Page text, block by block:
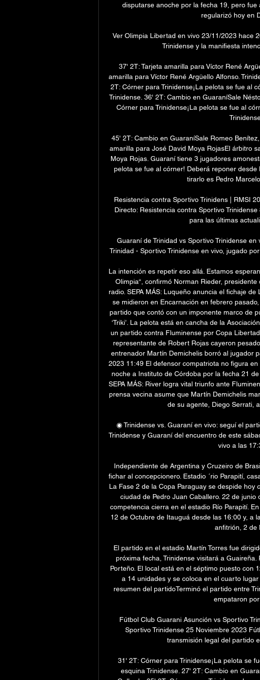
disputarse anoche por la fecha 19, pero
regularizó hoy en
Ver Olimpia Libertad en vivo 23/11/2023 hace
Trinidense y la manifiesta
37' 2T: Tarjeta amarilla para Víctor René
amarilla para Víctor René Argüello Alfonso.
2T: Córner para Trinidense¡La pelota se fue al
Trinidense. 36' 2T: Cambio en GuaraníSale
Córner para Trinidense¡La pelota se fue al
45' 2T: Cambio en GuaraníSale Romeo
amarilla para José David Moya RojasEl árbitro
Moya Rojas. Guaraní tiene 3 jugadores
pelota se fue al córner! Deberá reponer desde
tirarlo es Pedro
Resistencia contra Sportivo Trinidens | RMSI
Directo: Resistencia contra Sportivo
para las últimas
Guaraní de Trinidad vs Sportivo Trinidense
Trinidad - Sportivo Trinidense en vivo, jugado
La intención es repetir eso allá. Estamos
Olimpia“, confirmó Norman Rieder,
radio. SEPA MÁS: Luqueño anuncia el fichaje
se midieron en Encarnación en febrero
partido que contó con un imponente marco de
‘Triki’. La pelota está en cancha de la
un partido contra Fluminense por Copa
representante de Robert Rojas cayeron
entrenador Martín Demichelis borró al jugador
2023 11:49 El defensor compatriota no figura
noche a Instituto de Córdoba por la fecha 21
SEPA MÁS: River logra vital triunfo ante
prensa vecina asume que Martín Demichelis
de su agente, Diego Serrati,
◉ Trinidense vs. Guaraní en vivo: seguí el
Trinidense y Guaraní del encuentro de este
vivo a las
Independiente de Argentina y Cruzeiro de
fichar al concepcionero. Estadio ´rio Parapití,
La Fase 2 de la Copa Paraguay se despide hoy
ciudad de Pedro Juan Caballero. 22 de
competencia cierra en el estadio Río Parapití.
12 de Octubre de Itauguá desde las 16:00 y, a
anfitrión, 2 de
El partido en el estadio Martín Torres fue
próxima fecha, Trinidense visitará a
Porteño. El local está en el séptimo puesto con
a 14 unidades y se coloca en el cuarto
resumen del partidoTerminó el partido entre
empataron por
Fútbol Club Guarani Asunción vs Sportivo
Sportivo Trinidense 25 Noviembre 2023
transmisión legal del partido
31' 2T: Córner para Trinidense¡La pelota se
esquina Trinidense. 27' 2T: Cambio en